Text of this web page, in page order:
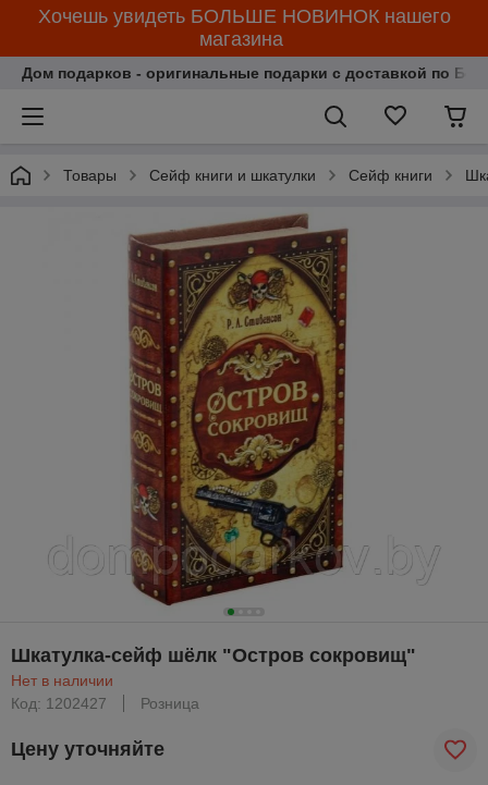
Хочешь увидеть БОЛЬШЕ НОВИНОК нашего
магазина
Дом подарков - оригинальные подарки с доставкой по
Товары Сейф книги и шкатулки Сейф книги
Шкатулка-сейф шёлк "Остров сокровищ"
Нет в наличии
Код: 1202427
Розница
Цену уточняйте